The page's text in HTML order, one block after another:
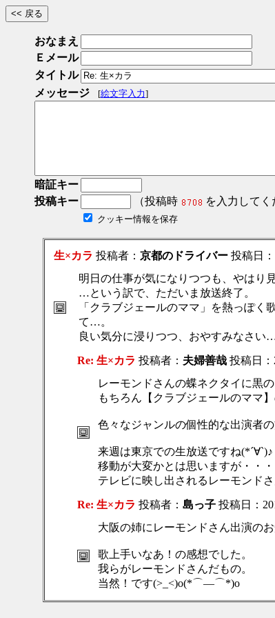
おなまえ
Ｅメール
タイトル
メッセージ
[絵文字入力]
暗証キー
投稿キー
（投稿時 を入力してく
クッキー情報を保存
生×カラ 投稿者： 京都のドライバー投稿日：
明日の仕事が気になりつつも、やはり
…という訳で、ただいま放送終了。
「クラブジェールのママ」を熱っぽ
て…。
良い気分に浸りつつ、おやすみなさい…
Re: 生×カラ 投稿者： 夫婦善哉投稿日：
レーモンドさんの蝶ネクタイに黒
もちろん【クラブジェールのママ
色々なジャンルの個性的な出演者
来週は東京での生放送ですね(*´∀`)♪
移動が大変かとは思いますが・・・
テレビに映し出されるレーモンド
Re: 生×カラ 投稿者： 島っ子投稿日：
大阪の姉にレーモンドさん出演のお
歌上手いなあ！の感想でした。
我らがレーモンドさんだもの。
当然！です(>_<)o(*⌒―⌒*)o